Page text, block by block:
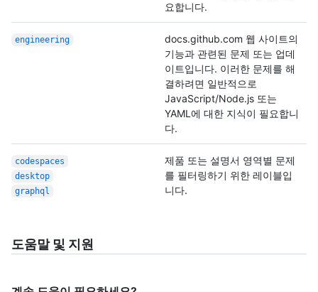
요합니다.
engineering
docs.github.com 웹 사이트의
기능과 관련된 문제 또는 업데
이트입니다. 이러한 문제를 해
결하려면 일반적으로
JavaScript/Node.js 또는
YAML에 대한 지식이 필요합니
다.
codespaces
desktop
graphql
제품 또는 설명서 영역별 문제
를 필터링하기 위한 레이블입
니다.
도움말 및 지원